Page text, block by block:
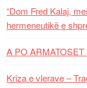
“Dom Fred Kalaj,
hermeneutikë e
A PO
Kriza e vlerave –